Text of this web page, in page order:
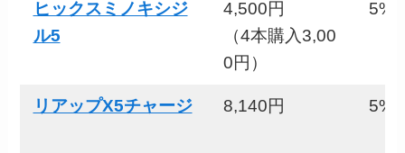
ヒックスミノキシジ
ル5
4,500円
（4本購入3,00
0円）
5%
リアップX5チャージ 8,140円 5%